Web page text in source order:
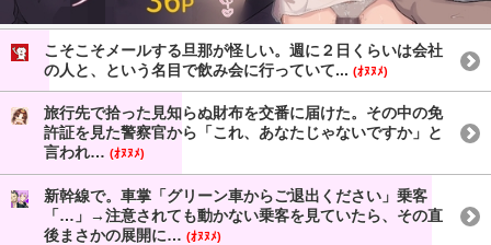
こそこそメールする旦那が怪しい。週に２日くらいは会社
の人と、という名目で飲み会に行っていて... (ｵﾇﾇﾒ)
旅行先で拾った見知らぬ財布を交番に届けた。その中の免
許証を見た警察官から「これ、あなたじゃないですか」と
言われ… (ｵﾇﾇﾒ)
新幹線で。車掌「グリーン車からご退出ください」乗客
「…」→注意されても動かない乗客を見ていたら、その直
後まさかの展開に… (ｵﾇﾇﾒ)